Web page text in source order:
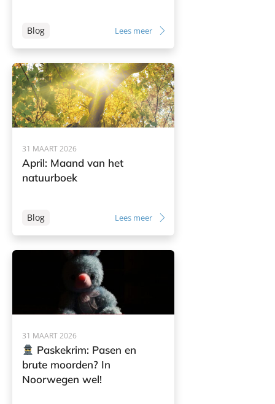
Blog Lees meer
31 MAART 2026
April: Maand van het
natuurboek
Blog Lees meer
31 MAART 2026
Paskekrim: Pasen en
brute moorden? In
Noorwegen wel!